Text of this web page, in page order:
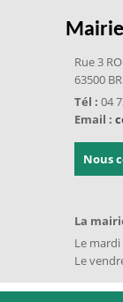
Rue 3
63500
Tél : 04
Email :
Nous
La
Le mardi
Le